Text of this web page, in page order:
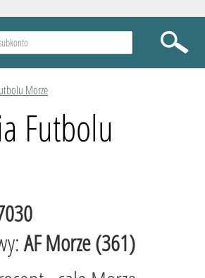
Morze
Futbolu
AF Morze (361)